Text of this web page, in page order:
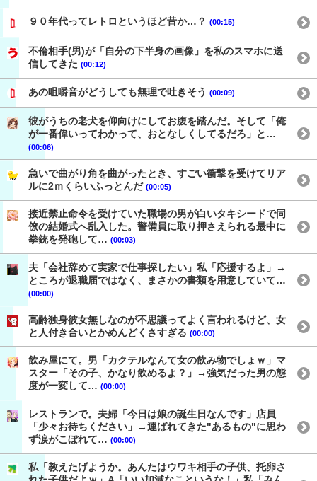
９０年代ってレトロというほど昔か…？ (00:15)
不倫相手(男)が「自分の下半身の画像」を私のスマホに送
信してきた (00:12)
あの咀嚼音がどうしても無理で吐きそう (00:09)
彼がうちの老犬を仰向けにしてお腹を踏んだ。そして「俺
が一番偉いってわかって、おとなしくしてるだろ」と…
(00:06)
急いで曲がり角を曲がったとき、すごい衝撃を受けてリア
ルに2ｍくらいふっとんだ (00:05)
接近禁止命令を受けていた職場の男が白いタキシードで同
僚の結婚式へ乱入した。警備員に取り押さえられる最中に
拳銃を発砲して… (00:03)
夫「会社辞めて実家で仕事探したい」私「応援するよ」→
ところが退職届ではなく、まさかの書類を用意していて…
(00:00)
高齢独身彼女無しなのが不思議ってよく言われるけど、女
と人付き合いとかめんどくさすぎる (00:00)
飲み屋にて。男「カクテルなんて女の飲み物でしょｗ」マ
スター「その子、かなり飲めるよ？」→強気だった男の態
度が一変して… (00:00)
レストランで。夫婦「今日は娘の誕生日なんです」店員
「少々お待ちください」→運ばれてきた"あるもの"に思わ
ず涙がこぼれて… (00:00)
私「教えたげようか。あんたはウワキ相手の子供、托卵さ